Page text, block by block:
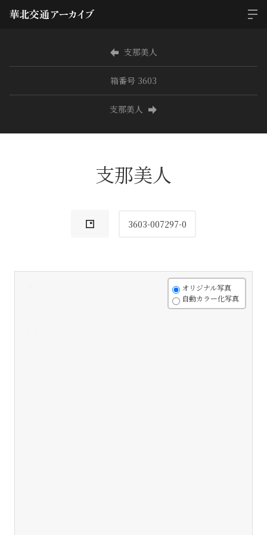
支那美人
箱番号 3603
支那美人
支那美人
3603-007297-0
オリジナル写真
自動カラー化写真